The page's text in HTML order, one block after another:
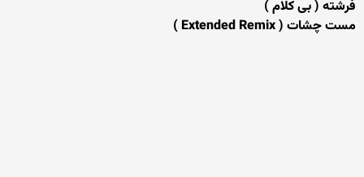
فرشته ( بی کلام )
مست چشات ( Extended Remix )